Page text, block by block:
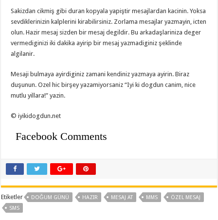
Sakizdan cikmiş gibi duran kopyala yapiştir mesajlardan kacinin. Yoksa
sevdiklerinizin kalplerini kirabilirsiniz. Zorlama mesajlar yazmayin, icten
olun. Hazir mesaj sizden bir mesaj degildir. Bu arkadaşlariniza deger
vermediginizi iki dakika ayirip bir mesaj yazmadiginiz şeklinde
algilanir.
Mesaji bulmaya ayirdiginiz zamani kendiniz yazmaya ayirin. Biraz
duşunun. Ozel hic birşey yazamiyorsaniz “Iyi ki dogdun canim, nice
mutlu yillara!” yazin.
© iyikidogdun.net
Facebook Comments
Etiketler DOĞUM GÜNÜ HAZIR MESAJ AT MMS
ÖZEL MESAJ
SMS